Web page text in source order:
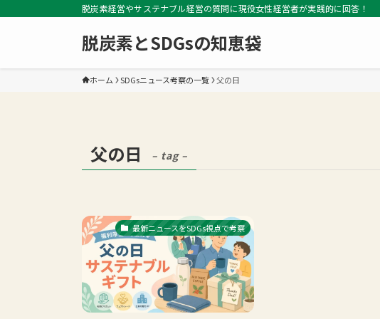
脱炭素経営やサステナブル経営の質問に現役女性経営者が実践的に回答！
脱炭素とSDGsの知恵袋
ホーム SDGsニュース考察の一覧 父の日
父の日 – tag –
最新ニュースをSDGs視点で考察